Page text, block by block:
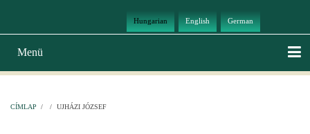
Hungarian English German
Main
navigation
Menü
CÍMLAP / / UJHÁZI JÓZSEF